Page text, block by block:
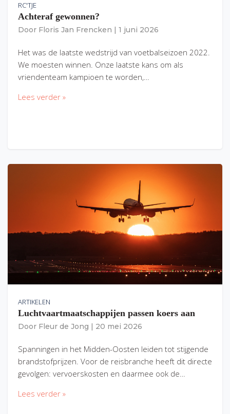
RC'TJE
Achteraf gewonnen?
Door Floris Jan Frencken 1 juni 2026
Het was de laatste wedstrijd van voetbalseizoen 2022.
We moesten winnen. Onze laatste kans om als
vriendenteam kampioen te worden,…
Lees verder »
ARTIKELEN
Luchtvaartmaatschappijen passen koers aan
Door Fleur de Jong 20 mei 2026
Spanningen in het Midden-Oosten leiden tot stijgende
brandstofprijzen. Voor de reisbranche heeft dit directe
gevolgen: vervoerskosten en daarmee ook de…
Lees verder »